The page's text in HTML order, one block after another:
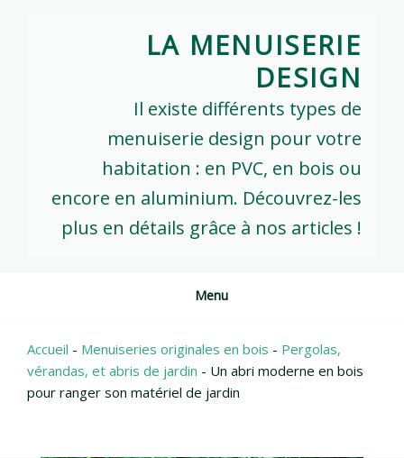
LA MENUISERIE
DESIGN
Il existe différents types de
menuiserie design pour votre
habitation : en PVC, en bois ou
encore en aluminium. Découvrez-les
plus en détails grâce à nos articles !
Menu
Accueil - Menuiseries originales en bois - Pergolas,
vérandas, et abris de jardin - Un abri moderne en bois
pour ranger son matériel de jardin